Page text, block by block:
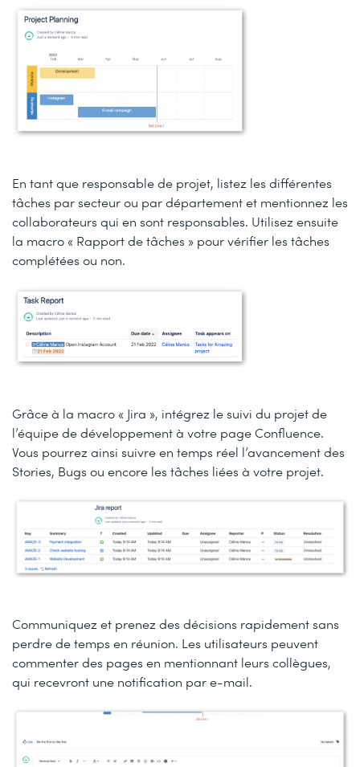
En tant que responsable de projet, listez les différentes
tâches par secteur ou par département et mentionnez les
collaborateurs qui en sont responsables. Utilisez ensuite
la macro « Rapport de tâches » pour vérifier les tâches
complétées ou non.
Grâce à la macro « Jira », intégrez le suivi du projet de
l’équipe de développement à votre page Confluence.
Vous pourrez ainsi suivre en temps réel l’avancement des
Stories, Bugs ou encore les tâches liées à votre projet.
Communiquez et prenez des décisions rapidement sans
perdre de temps en réunion. Les utilisateurs peuvent
commenter des pages en mentionnant leurs collègues,
qui recevront une notification par e-mail.